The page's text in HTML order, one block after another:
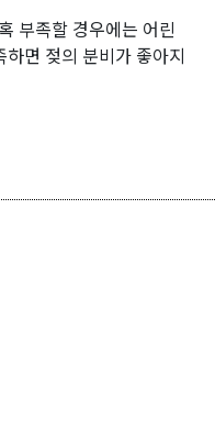
부족할 경우에는 어린
면 젖의 분비가 좋아지